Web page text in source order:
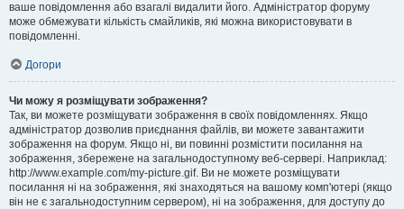
ваше повідомлення або взагалі видалити його. Адміністратор форуму
може обмежувати кількість смайликів, які можна використовувати в
повідомленні.
Догори
Чи можу я розміщувати зображення?
Так, ви можете розміщувати зображення в своїх повідомленнях. Якщо
адміністратор дозволив приєднання файлів, ви можете завантажити
зображення на форум. Якщо ні, ви повинні розмістити посилання на
зображення, збережене на загальнодоступному веб-сервері. Наприклад:
http://www.example.com/my-picture.gif. Ви не можете розміщувати
посилання ні на зображення, які знаходяться на вашому комп'ютері (якщо
він не є загальнодоступним сервером), ні на зображення, для доступу до